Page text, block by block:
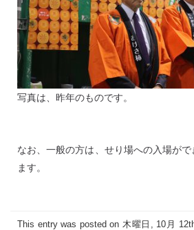
写真は、昨年のものです。
なお、一般の方は、せり場への入場が
ます。
This entry was posted on 木曜日, 10月